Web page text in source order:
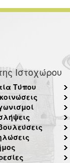
Ιστοχώρου
Τύπου